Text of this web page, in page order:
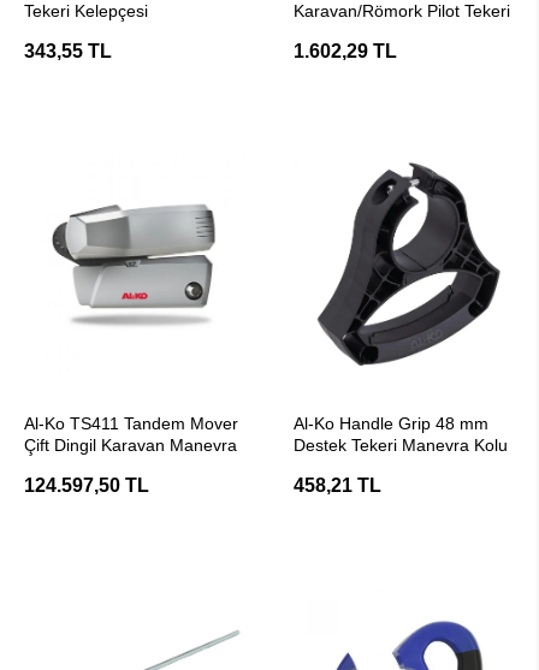
Tekeri Kelepçesi
343,55 TL
Karavan/Römork Pilot Tekeri
1.602,29 TL
Al-Ko TS411 Tandem Mover
Çift Dingil Karavan Manevra
124.597,50 TL
Al-Ko Handle Grip 48 mm
Destek Tekeri Manevra Kolu
458,21 TL